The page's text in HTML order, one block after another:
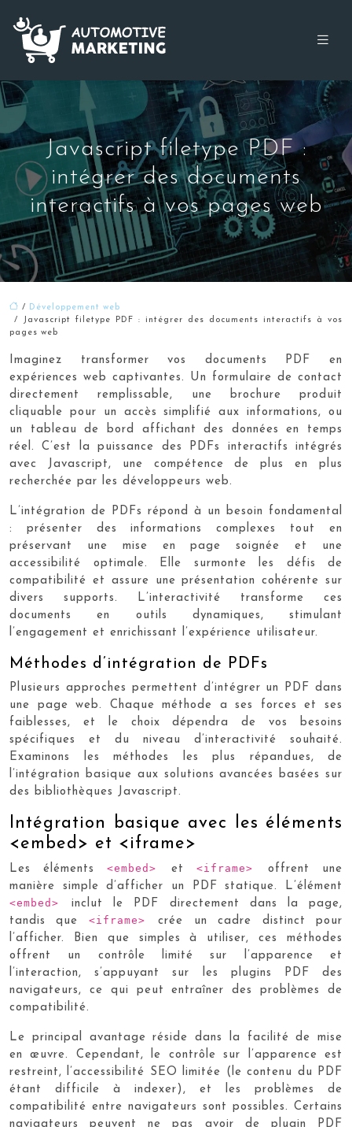
Javascript filetype PDF :
intégrer des documents
interactifs à vos pages web
/
Développement web
/ Javascript filetype PDF : intégrer des documents interactifs à vos
pages web
Imaginez transformer vos documents PDF en
expériences web captivantes. Un formulaire de contact
directement remplissable, une brochure produit
cliquable pour un accès simplifié aux informations, ou
un tableau de bord affichant des données en temps
réel. C’est la puissance des PDFs interactifs intégrés
avec Javascript, une compétence de plus en plus
recherchée par les développeurs web.
L’intégration de PDFs répond à un besoin fondamental
: présenter des informations complexes tout en
préservant une mise en page soignée et une
accessibilité optimale. Elle surmonte les défis de
compatibilité et assure une présentation cohérente sur
divers supports. L’interactivité transforme ces
documents en outils dynamiques, stimulant
l’engagement et enrichissant l’expérience utilisateur.
Méthodes d’intégration de PDFs
Plusieurs approches permettent d’intégrer un PDF dans
une page web. Chaque méthode a ses forces et ses
faiblesses, et le choix dépendra de vos besoins
spécifiques et du niveau d’interactivité souhaité.
Examinons les méthodes les plus répandues, de
l’intégration basique aux solutions avancées basées sur
des bibliothèques Javascript.
Intégration basique avec les éléments
<embed> et <iframe>
Les éléments <embed> et <iframe> offrent une
manière simple d’afficher un PDF statique. L’élément
<embed>inclut le PDF directement dans la page,
tandis que <iframe>crée un cadre distinct pour
l’afficher. Bien que simples à utiliser, ces méthodes
offrent un contrôle limité sur l’apparence et
l’interaction, s’appuyant sur les plugins PDF des
navigateurs, ce qui peut entraîner des problèmes de
compatibilité.
Le principal avantage réside dans la facilité de mise
en œuvre. Cependant, le contrôle sur l’apparence est
restreint, l’accessibilité SEO limitée (le contenu du PDF
étant difficile à indexer), et les problèmes de
compatibilité entre navigateurs sont possibles. Certains
navigateurs peuvent ne pas avoir de plugin PDF